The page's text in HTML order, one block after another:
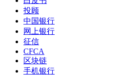
投顾
中国银行
网上银行
征信
CFCA
区块链
手机银行